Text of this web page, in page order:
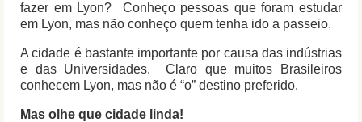
fazer em Lyon? Conheço pessoas que foram estudar
em Lyon, mas não conheço quem tenha ido a passeio.
A cidade é bastante importante por causa das indústrias
e das Universidades. Claro que muitos Brasileiros
conhecem Lyon, mas não é “o” destino preferido.
Mas olhe que cidade linda!